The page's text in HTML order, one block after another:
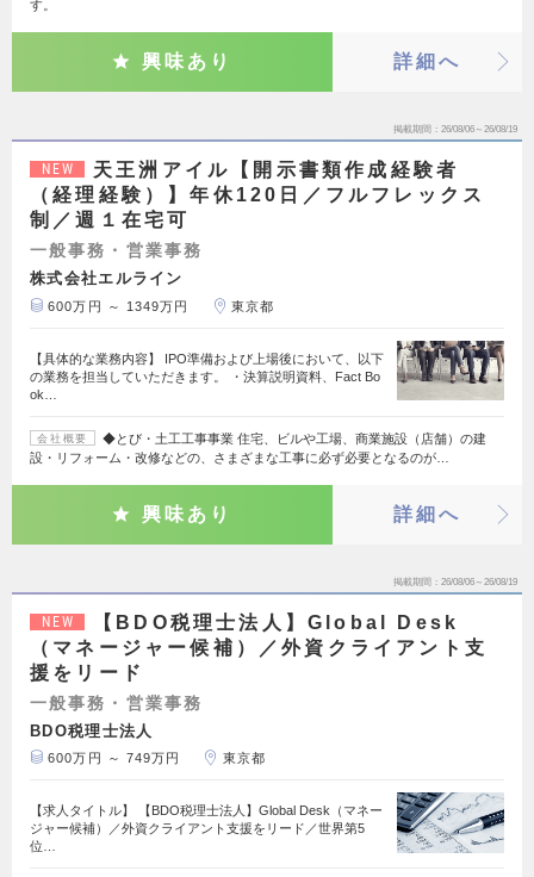
す。
興味あり 詳細へ
掲載期間 26/08/06～26/08/19
NEW
天王洲アイル【開示書類作成経験者
（経理経験）】年休120日／フルフレックス
制／週１在宅可
一般事務・営業事務
株式会社エルライン
600万円 ～ 1349万円 東京都
【具体的な業務内容】 IPO準備および上場後において、以下
の業務を担当していただきます。 ・決算説明資料、Fact Bo
ok…
会社概要
◆とび・土工工事事業 住宅、ビルや工場、商業施設（店舗）の建
設・リフォーム・改修などの、さまざまな工事に必ず必要となるのが…
興味あり 詳細へ
掲載期間 26/08/06～26/08/19
NEW
【BDO税理士法人】Global Desk
（マネージャー候補）／外資クライアント支
援をリード
一般事務・営業事務
BDO税理士法人
600万円 ～ 749万円 東京都
【求人タイトル】 【BDO税理士法人】Global Desk（マネー
ジャー候補）／外資クライアント支援をリード／世界第5
位…